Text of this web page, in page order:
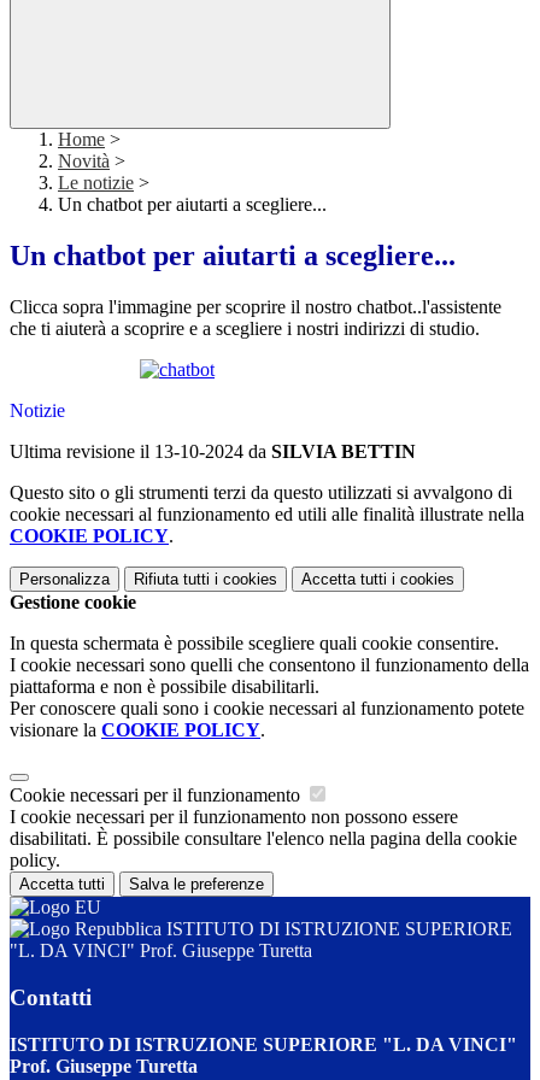
Home >
Novità >
Le notizie >
Un chatbot per aiutarti a scegliere...
Un chatbot per aiutarti a scegliere...
Clicca sopra l'immagine per scoprire il nostro chatbot..l'assistente
che ti aiuterà a scoprire e a scegliere i nostri indirizzi di studio.
Notizie
Ultima revisione il 13-10-2024 da SILVIA BETTIN
Questo sito o gli strumenti terzi da questo utilizzati si avvalgono di
cookie necessari al funzionamento ed utili alle finalità illustrate nella
COOKIE POLICY.
Personalizza Rifiuta tutti i cookies Accetta tutti i cookies
Gestione cookie
In questa schermata è possibile scegliere quali cookie consentire.
I cookie necessari sono quelli che consentono il funzionamento della
piattaforma e non è possibile disabilitarli.
Per conoscere quali sono i cookie necessari al funzionamento potete
visionare la COOKIE POLICY.
Cookie necessari per il funzionamento
I cookie necessari per il funzionamento non possono essere
disabilitati. È possibile consultare l'elenco nella pagina della cookie
policy.
Accetta tutti Salva le preferenze
ISTITUTO DI ISTRUZIONE SUPERIORE
"L. DA VINCI" Prof. Giuseppe Turetta
Contatti
ISTITUTO DI ISTRUZIONE SUPERIORE "L. DA VINCI"
Prof. Giuseppe Turetta